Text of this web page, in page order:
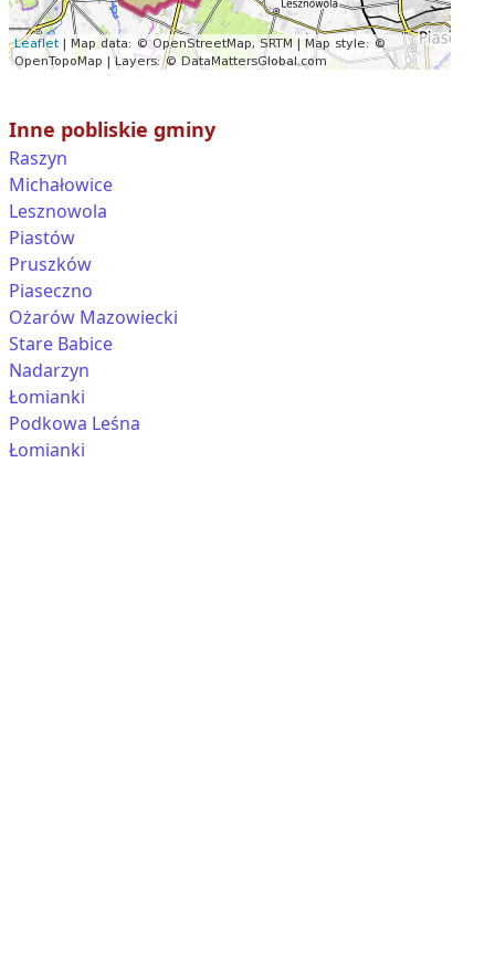
Inne pobliskie gminy
Raszyn
Michałowice
Lesznowola
Piastów
Pruszków
Piaseczno
Ożarów Mazowiecki
Stare Babice
Nadarzyn
Łomianki
Podkowa Leśna
Łomianki